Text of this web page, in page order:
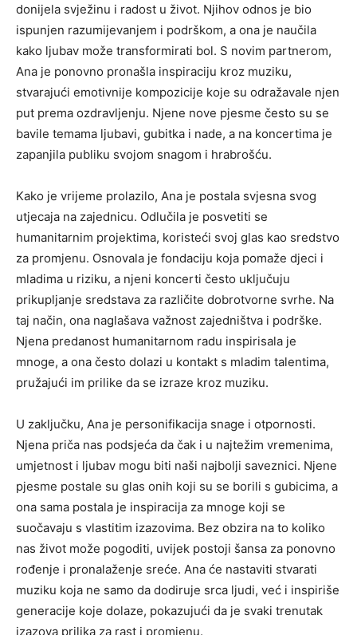
donijela svježinu i radost u život. Njihov odnos je bio
ispunjen razumijevanjem i podrškom, a ona je naučila
kako ljubav može transformirati bol. S novim partnerom,
Ana je ponovno pronašla inspiraciju kroz muziku,
stvarajući emotivnije kompozicije koje su odražavale njen
put prema ozdravljenju. Njene nove pjesme često su se
bavile temama ljubavi, gubitka i nade, a na koncertima je
zapanjila publiku svojom snagom i hrabrošću.
Kako je vrijeme prolazilo, Ana je postala svjesna svog
utjecaja na zajednicu. Odlučila je posvetiti se
humanitarnim projektima, koristeći svoj glas kao sredstvo
za promjenu. Osnovala je fondaciju koja pomaže djeci i
mladima u riziku, a njeni koncerti često uključuju
prikupljanje sredstava za različite dobrotvorne svrhe. Na
taj način, ona naglašava važnost zajedništva i podrške.
Njena predanost humanitarnom radu inspirisala je
mnoge, a ona često dolazi u kontakt s mladim talentima,
pružajući im prilike da se izraze kroz muziku.
U zaključku, Ana je personifikacija snage i otpornosti.
Njena priča nas podsjeća da čak i u najtežim vremenima,
umjetnost i ljubav mogu biti naši najbolji saveznici. Njene
pjesme postale su glas onih koji su se borili s gubicima, a
ona sama postala je inspiracija za mnoge koji se
suočavaju s vlastitim izazovima. Bez obzira na to koliko
nas život može pogoditi, uvijek postoji šansa za ponovno
rođenje i pronalaženje sreće. Ana će nastaviti stvarati
muziku koja ne samo da dodiruje srca ljudi, već i inspiriše
generacije koje dolaze, pokazujući da je svaki trenutak
izazova prilika za rast i promjenu.